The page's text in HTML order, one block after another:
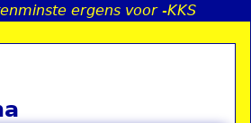
to navigation
ergens voor -KKS